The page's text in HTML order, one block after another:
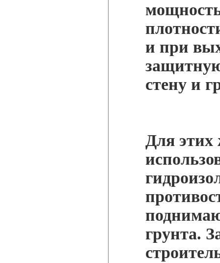
и при
стену и
Для этих
грунта.